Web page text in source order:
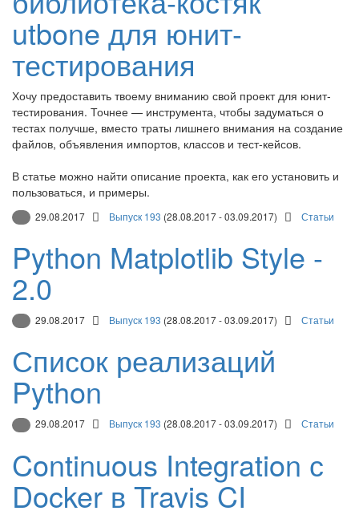
utbone для юнит-
тестирования
Хочу предоставить твоему вниманию свой проект для юнит-
тестирования. Точнее — инструмента, чтобы задуматься о
тестах получше, вместо траты лишнего внимания на создание
файлов, объявления импортов, классов и тест-кейсов.
В статье можно найти описание проекта, как его установить и
пользоваться, и примеры.
29.08.2017 Выпуск 193 (28.08.2017 - 03.09.2017) Статьи
Python Matplotlib Style -
2.0
29.08.2017 Выпуск 193 (28.08.2017 - 03.09.2017) Статьи
Список реализаций
Python
29.08.2017 Выпуск 193 (28.08.2017 - 03.09.2017) Статьи
Continuous Integration с
Docker в Travis CI